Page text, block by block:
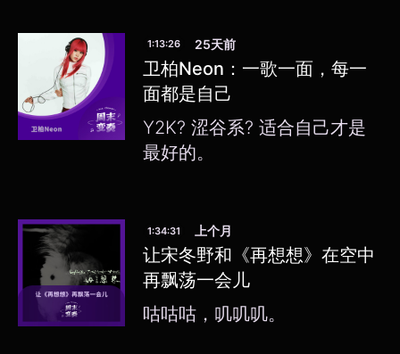
1:13:26 25天前
卫柏Neon：一歌一面，每一
面都是自己
Y2K? 涩谷系? 适合自己才是
最好的。
1:34:31 上个月
让宋冬野和《再想想》在空中
再飘荡一会儿
咕咕咕，叽叽叽。